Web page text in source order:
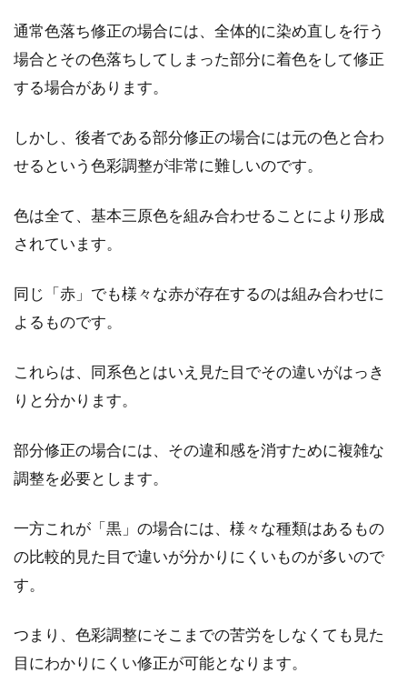
通常色落ち修正の場合には、全体的に染め直しを行う
場合とその色落ちしてしまった部分に着色をして修正
する場合があります。
しかし、後者である部分修正の場合には元の色と合わ
せるという色彩調整が非常に難しいのです。
色は全て、基本三原色を組み合わせることにより形成
されています。
同じ「赤」でも様々な赤が存在するのは組み合わせに
よるものです。
これらは、同系色とはいえ見た目でその違いがはっき
りと分かります。
部分修正の場合には、その違和感を消すために複雑な
調整を必要とします。
一方これが「黒」の場合には、様々な種類はあるもの
の比較的見た目で違いが分かりにくいものが多いので
す。
つまり、色彩調整にそこまでの苦労をしなくても見た
目にわかりにくい修正が可能となります。